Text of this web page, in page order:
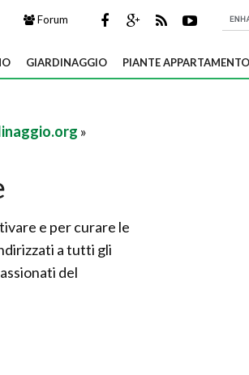
Forum
GIARDINAGGIO PIANTE APPARTAMENTO
»
e per curare le
a tutti gli
del